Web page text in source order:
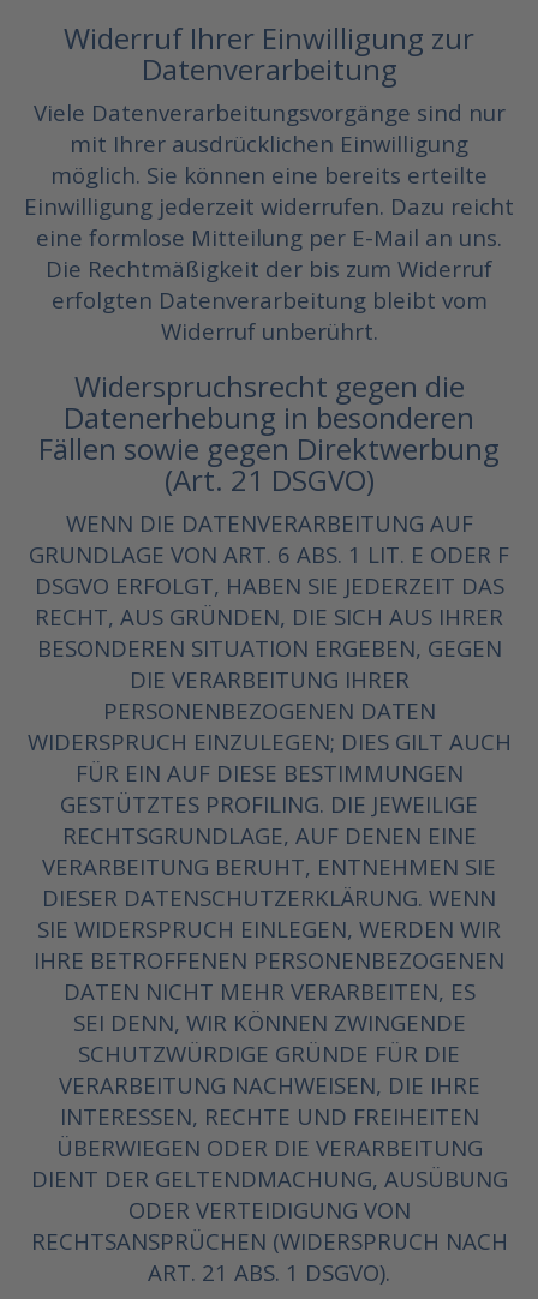
Widerruf Ihrer Einwilligung zur
Datenverarbeitung
Viele Datenverarbeitungsvorgänge sind nur
mit Ihrer ausdrücklichen Einwilligung
möglich. Sie können eine bereits erteilte
Einwilligung jederzeit widerrufen. Dazu reicht
eine formlose Mitteilung per E-Mail an uns.
Die Rechtmäßigkeit der bis zum Widerruf
erfolgten Datenverarbeitung bleibt vom
Widerruf unberührt.
Widerspruchsrecht gegen die
Datenerhebung in besonderen
Fällen sowie gegen Direktwerbung
(Art. 21 DSGVO)
WENN DIE DATENVERARBEITUNG AUF
GRUNDLAGE VON ART. 6 ABS. 1 LIT. E ODER F
DSGVO ERFOLGT, HABEN SIE JEDERZEIT DAS
RECHT, AUS GRÜNDEN, DIE SICH AUS IHRER
BESONDEREN SITUATION ERGEBEN, GEGEN
DIE VERARBEITUNG IHRER
PERSONENBEZOGENEN DATEN
WIDERSPRUCH EINZULEGEN; DIES GILT AUCH
FÜR EIN AUF DIESE BESTIMMUNGEN
GESTÜTZTES PROFILING. DIE JEWEILIGE
RECHTSGRUNDLAGE, AUF DENEN EINE
VERARBEITUNG BERUHT, ENTNEHMEN SIE
DIESER DATENSCHUTZERKLÄRUNG. WENN
SIE WIDERSPRUCH EINLEGEN, WERDEN WIR
IHRE BETROFFENEN PERSONENBEZOGENEN
DATEN NICHT MEHR VERARBEITEN, ES
SEI DENN, WIR KÖNNEN ZWINGENDE
SCHUTZWÜRDIGE GRÜNDE FÜR DIE
VERARBEITUNG NACHWEISEN, DIE IHRE
INTERESSEN, RECHTE UND FREIHEITEN
ÜBERWIEGEN ODER DIE VERARBEITUNG
DIENT DER GELTENDMACHUNG, AUSÜBUNG
ODER VERTEIDIGUNG VON
RECHTSANSPRÜCHEN (WIDERSPRUCH NACH
ART. 21 ABS. 1 DSGVO).